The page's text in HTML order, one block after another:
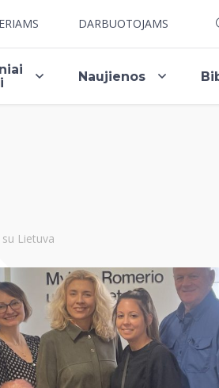
DARBUOTOJAMS
Naujienos
Lietuva